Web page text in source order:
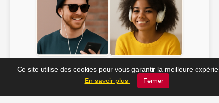
📸 Tu veux apparaître ici ? Envoie-nous ta photo à
Ce site utilise des cookies pour vous garantir la meilleure
En savoir plus
Fermer